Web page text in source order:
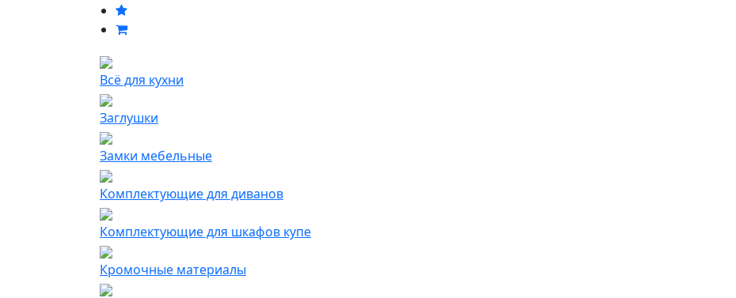
Всё для кухни
Заглушки
Замки мебельные
Комплектующие для диванов
Комплектующие для шкафов купе
Кромочные материалы